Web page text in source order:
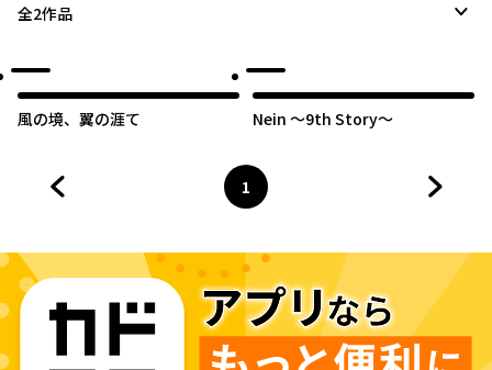
全2作品
風の境、翼の涯て Nein ～9th Story～
ページ
1
へ